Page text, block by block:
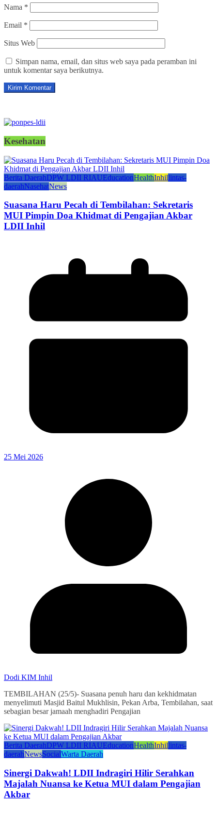
Nama *
Email *
Situs Web
Simpan nama, email, dan situs web saya pada peramban ini
untuk komentar saya berikutnya.
Kesehatan
Berita DaerahDPW LDII RIAUEducationHealthInhillintas-
daerahNasehatNews
Suasana Haru Pecah di Tembilahan: Sekretaris
MUI Pimpin Doa Khidmat di Pengajian Akbar
LDII Inhil
25 Mei 2026
Dodi KIM Inhil
TEMBILAHAN (25/5)- Suasana penuh haru dan kekhidmatan
menyelimuti Masjid Baitul Mukhlisin, Pekan Arba, Tembilahan, saat
sebagian besar jamaah menghadiri Pengajian
Berita DaerahDPW LDII RIAUEducationHealthInhillintas-
daerahNewsSocialWarta Daerah
Sinergi Dakwah! LDII Indragiri Hilir Serahkan
Majalah Nuansa ke Ketua MUI dalam Pengajian
Akbar